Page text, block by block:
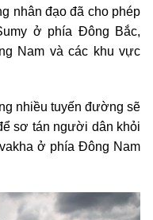
nhân đạo đã cho phép
ở phía Đông Bắc,
Nam và các khu vực
nhiều tuyến đường sẽ
sơ tán người dân khỏi
ở phía Đông Nam